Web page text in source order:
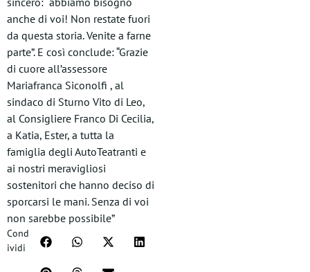
anche di voi! Non restate fuori
da questa storia. Venite a farne
parte”. E così conclude: “Grazie
di cuore all’assessore
Mariafranca Siconolfi , al
sindaco di Sturno Vito di Leo,
al Consigliere Franco Di Cecilia,
a Katia, Ester, a tutta la
famiglia degli AutoTeatranti e
ai nostri meravigliosi
sostenitori che hanno deciso di
sporcarsi le mani. Senza di voi
non sarebbe possibile”
Cond
ividi